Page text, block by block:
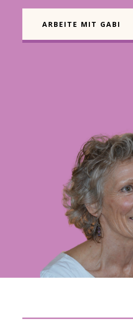
ARBEITE MIT GABI